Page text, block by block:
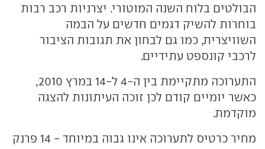
הבולטים בלוח השנה המוטורי. יצרניות רכב רבות
בוחרות להשיק דגמים חדשים על הבמה
השוויצרית, כמו גם לבחון את תגובות הציבור
לרכבי קונספט עתידיים.
התערוכה מתקיימת בין ה-4 ל-14 במרץ 2010,
כאשר יומיים קודם לכן זוכה העיתונות להצגה
מוקדמת.
מחיר כרטיס לתערוכה אינו גבוה במיוחד - 14 פרנק